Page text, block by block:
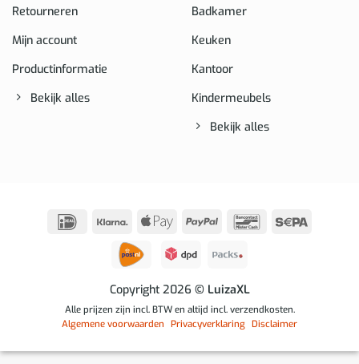
Retourneren
Mijn account
Productinformatie
Bekijk alles
Badkamer
Keuken
Kantoor
Kindermeubels
Bekijk alles
IDeal Klarna
Apple
PayPal Bancontact
Copyright 2026 © LuizaXL
Alle prijzen zijn incl. BTW en altijd incl. verzendkosten.
Algemene voorwaarden Privacyverklaring Disclaimer